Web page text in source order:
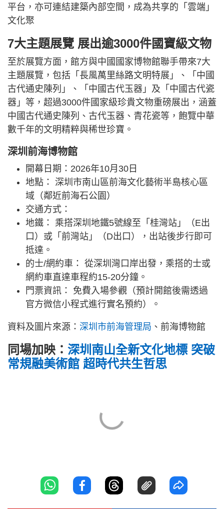
平台，亦可連結建築內部空間，成為共享的「雲端」
文化聚
7大主題展覽 展出逾3000件國寶級文物
至於展覽方面，館方與中國國家博物館聯手帶來7大
主題展覽，包括「長風萬里絲路文明特展」、「中國
古代通史陳列」、「中國古代玉器」及「中國古代瓷
器」等，超過3000件國家級珍貴文物重磅展出，涵蓋
中國古代通史陳列、古代玉器、青花瓷等，飽覽中華
數千年的文明精粹與稀世珍寶。
深圳前海博物館
開幕日期：2026年10月30日
地點： 深圳市南山區前海文化藝術半島核心區
域（鄰近前海石公園）
交通方式：
地鐵： 乘搭深圳地鐵5號線至「桂灣站」（E出
口）或「前灣站」（D出口），出站後步行即可
抵達。
的士/網約車： 從深圳灣口岸出發，乘搭的士或
網約車直達車程約15-20分鐘。
門票資訊： 免費入場參觀（預計開館後需透過
官方微信小程式進行實名預約）。
資料及圖片來源： 深圳市前海管理局 、前海博物館
同場加映： 深圳南山全新文化地標 突破
常規融美術館 超時代共生哲思